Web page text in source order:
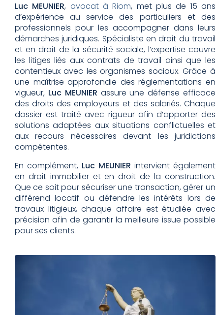
Luc MEUNIER, avocat à Riom, met plus de 15 ans
d’expérience au service des particuliers et des
professionnels pour les accompagner dans leurs
démarches juridiques. Spécialiste en droit du travail
et en droit de la sécurité sociale, l’expertise couvre
les litiges liés aux contrats de travail ainsi que les
contentieux avec les organismes sociaux. Grâce à
une maîtrise approfondie des réglementations en
vigueur, Luc MEUNIER assure une défense efficace
des droits des employeurs et des salariés. Chaque
dossier est traité avec rigueur afin d’apporter des
solutions adaptées aux situations conflictuelles et
aux recours nécessaires devant les juridictions
compétentes.
En complément, Luc MEUNIER intervient également
en droit immobilier et en droit de la construction.
Que ce soit pour sécuriser une transaction, gérer un
différend locatif ou défendre les intérêts lors de
travaux litigieux, chaque affaire est étudiée avec
précision afin de garantir la meilleure issue possible
pour ses clients.